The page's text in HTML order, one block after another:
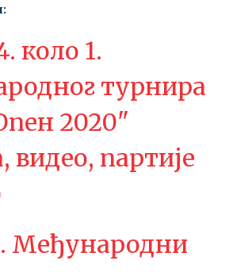
коло 1.
турнира
2020"
видео, партије
Међународни